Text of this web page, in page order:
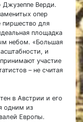
Джузеппе Верди.
опер
пиршество для
площадка
небом. «Большая
и
участие
– не считая
в Австрии и его
одним из
Европы.